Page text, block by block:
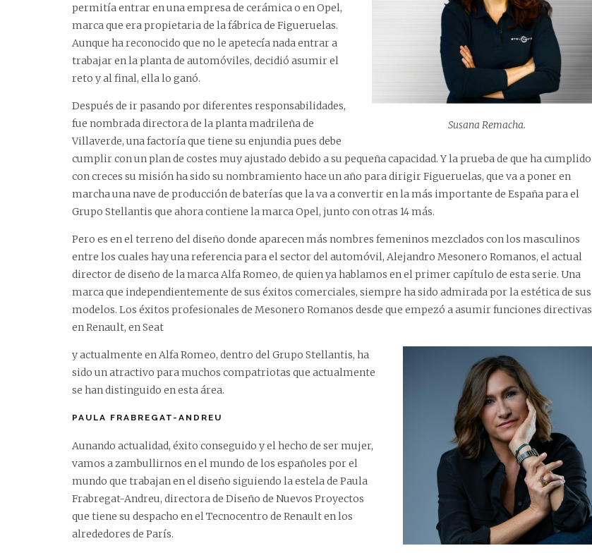
Susana Remacha.
permitía entrar en una empresa de cerámica o en Opel,
marca que era propietaria de la fábrica de Figueruelas.
Aunque ha reconocido que no le apetecía nada entrar a
trabajar en la planta de automóviles, decidió asumir el
reto y al final, ella lo ganó.
Después de ir pasando por diferentes responsabilidades,
fue nombrada directora de la planta madrileña de
Villaverde, una factoría que tiene su enjundia pues debe
cumplir con un plan de costes muy ajustado debido a su pequeña capacidad. Y la prueba de que ha cumplido
con creces su misión ha sido su nombramiento hace un año para dirigir Figueruelas, que va a poner en
marcha una nave de producción de baterías que la va a convertir en la más importante de España para el
Grupo Stellantis que ahora contiene la marca Opel, junto con otras 14 más.
Pero es en el terreno del diseño donde aparecen más nombres femeninos mezclados con los masculinos
entre los cuales hay una referencia para el sector del automóvil, Alejandro Mesonero Romanos, el actual
director de diseño de la marca Alfa Romeo, de quien ya hablamos en el primer capítulo de esta serie. Una
marca que independientemente de sus éxitos comerciales, siempre ha sido admirada por la estética de sus
modelos. Los éxitos profesionales de Mesonero Romanos desde que empezó a asumir funciones directivas
en Renault, en Seat
y actualmente en Alfa Romeo, dentro del Grupo Stellantis, ha
sido un atractivo para muchos compatriotas que actualmente
se han distinguido en esta área.
PAULA FRABREGAT-ANDREU
Aunando actualidad, éxito conseguido y el hecho de ser mujer,
vamos a zambullirnos en el mundo de los españoles por el
mundo que trabajan en el diseño siguiendo la estela de Paula
Frabregat-Andreu, directora de Diseño de Nuevos Proyectos
que tiene su despacho en el Tecnocentro de Renault en los
alrededores de París.